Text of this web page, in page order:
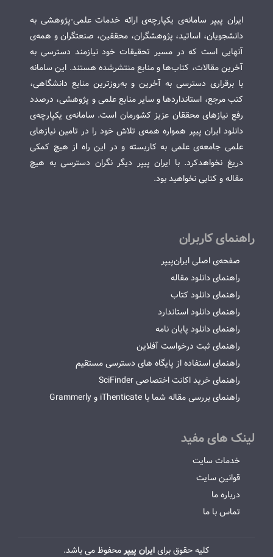
ایران پیپر سامانه‌ی یکپارچه‌ی ارائه خدمات علمی-پژوهشی به
دانشجویان، اساتید، پژوهشگران، محققین، صنعتگران و همه‌ی
آنهایی است که در مسیر تحقیقات خود نیازمند دسترسی به
آخرین مقالات، کتاب‌ها و منابع منتشرشده هستند. این سامانه
با برقراری دسترسی به آخرین و به‌روزترین منابع دانشگاهی،
کتب مرجع، استانداردها و سایر منابع علمی و پژوهشی، درصدد
رفع نیازهای محققان عزیز کشورمان است. سامانه‌ی یکپارچه‌ی
دانلود ایران پیپر همواره همه‌ی تلاش خود را در تامین نیازهای
علمی جامعه‌ی علمی به کاربسته و در این راه از هیچ کمکی
دریغ نخواهدکرد. با ایران پیپر دیگر نگران دسترسی به هیچ
مقاله و کتابی نخواهید بود.
راهنمای کاربران
صفحه‌ی اصلی ایران‌پیپر
راهنمای دانلود مقاله
راهنمای دانلود کتاب
راهنمای دانلود استاندارد
راهنمای دانلود پایان نامه
راهنمای ثبت درخواست آفلاین
راهنمای استفاده از پایگاه های دسترسی مستقیم
راهنمای خرید اکانت اختصاصی SciFinder
راهنمای بررسی مقاله شما با iThenticate و Grammerly
لینک های مفید
خدمات سایت
قوانین سایت
درباره ما
تماس با ما
کلیه حقوق برایایران پیپرمحفوظ می باشد.